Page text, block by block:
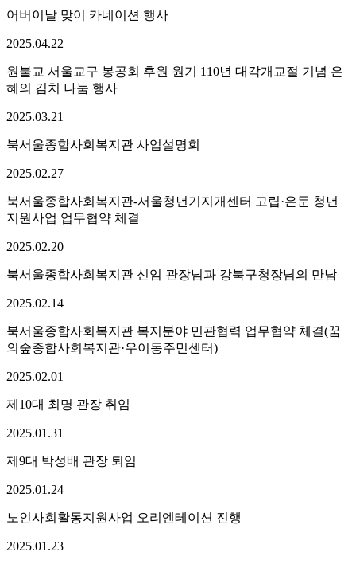
어버이날 맞이 카네이션 행사
2025.04.22
원불교 서울교구 봉공회 후원 원기 110년 대각개교절 기념 은
혜의 김치 나눔 행사
2025.03.21
북서울종합사회복지관 사업설명회
2025.02.27
북서울종합사회복지관-서울청년기지개센터 고립·은둔 청년
지원사업 업무협약 체결
2025.02.20
북서울종합사회복지관 신임 관장님과 강북구청장님의 만남
2025.02.14
북서울종합사회복지관 복지분야 민관협력 업무협약 체결(꿈
의숲종합사회복지관·우이동주민센터)
2025.02.01
제10대 최명 관장 취임
2025.01.31
제9대 박성배 관장 퇴임
2025.01.24
노인사회활동지원사업 오리엔테이션 진행
2025.01.23